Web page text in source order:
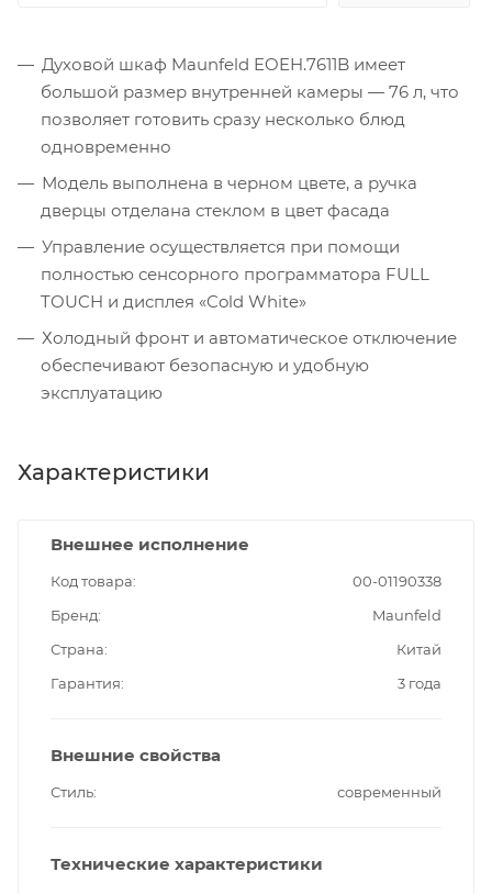
Духовой шкаф Maunfeld EOEH.7611B имеет
большой размер внутренней камеры — 76 л, что
позволяет готовить сразу несколько блюд
одновременно
Модель выполнена в черном цвете, а ручка
дверцы отделана стеклом в цвет фасада
Управление осуществляется при помощи
полностью сенсорного программатора FULL
TOUCH и дисплея «Cold White»
Холодный фронт и автоматическое отключение
обеспечивают безопасную и удобную
эксплуатацию
Характеристики
Внешнее исполнение
Код товара
00-01190338
Бренд
Maunfeld
Страна
Китай
Гарантия
3 года
Внешние свойства
Стиль современный
Технические характеристики